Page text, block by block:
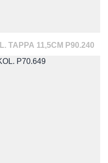
TAPPA 11,5CM P90.240